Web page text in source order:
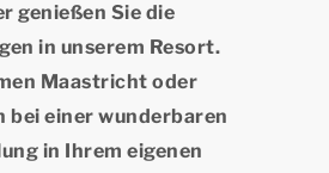
genießen Sie die
in unserem Resort.
Maastricht oder
bei einer wunderbaren
in Ihrem eigenen